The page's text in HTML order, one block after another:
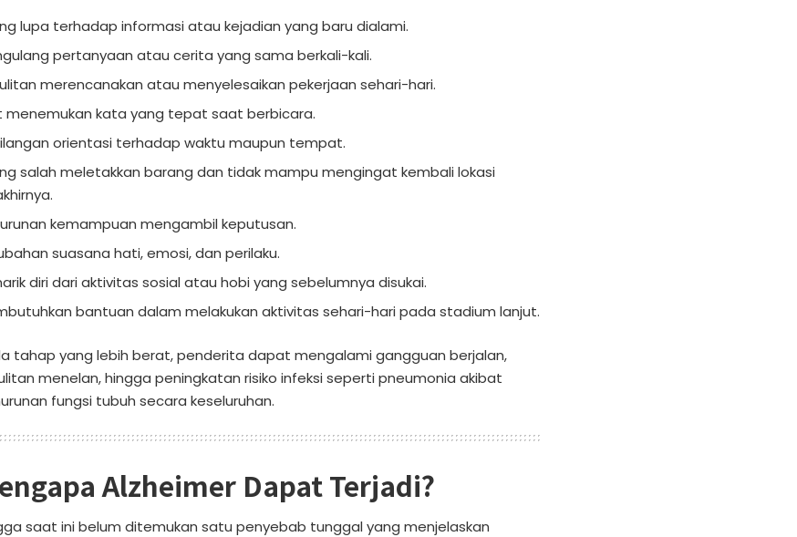
lupa terhadap informasi atau kejadian yang baru dialami.
pertanyaan atau cerita yang sama berkali-kali.
merencanakan atau menyelesaikan pekerjaan sehari-hari.
menemukan kata yang tepat saat berbicara.
orientasi terhadap waktu maupun tempat.
salah meletakkan barang dan tidak mampu mengingat kembali lokasi
kemampuan mengambil keputusan.
suasana hati, emosi, dan perilaku.
diri dari aktivitas sosial atau hobi yang sebelumnya disukai.
bantuan dalam melakukan aktivitas sehari-hari pada stadium lanjut.
tahap yang lebih berat, penderita dapat mengalami gangguan berjalan,
menelan, hingga peningkatan risiko infeksi seperti pneumonia akibat
fungsi tubuh secara keseluruhan.
Alzheimer Dapat Terjadi?
saat ini belum ditemukan satu penyebab tunggal yang menjelaskan